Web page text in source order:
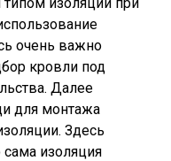
очень важно
кровли под
Далее
для монтажа
Здесь
сама изоляция